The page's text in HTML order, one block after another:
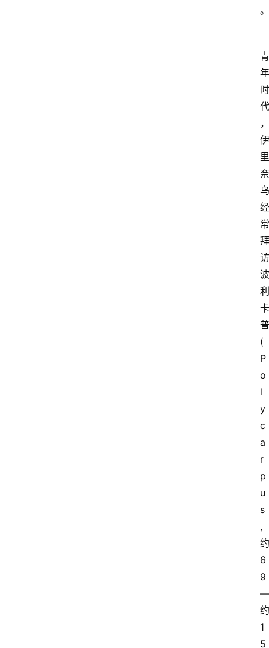
。
青
年
时
代
，
伊
里
奈
乌
经
常
拜
访
波
利
卡
普
(
P
o
l
y
c
a
r
p
u
s
,
约
6
9
—
约
1
5